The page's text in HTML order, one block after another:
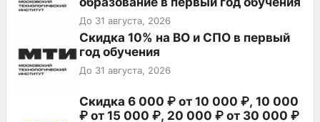
До 31 августа, 2026
Скидка 10% на ВО и СПО в первый
год обучения
До 31 августа, 2026
Скидка 6 000 ₽ от 10 000 ₽, 10 000
₽ от 15 000 ₽, 20 000 ₽ от 30 000 ₽